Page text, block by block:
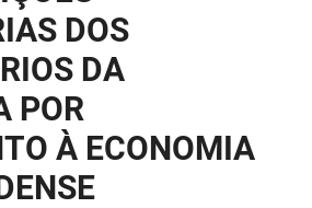
DOS
DA
POR
À ECONOMIA